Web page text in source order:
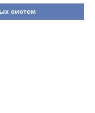
систем